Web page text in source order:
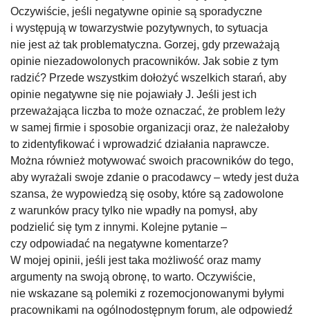
Oczywiście, jeśli negatywne opinie są sporadyczne
i występują w towarzystwie pozytywnych, to sytuacja
nie jest aż tak problematyczna. Gorzej, gdy przeważają
opinie niezadowolonych pracowników. Jak sobie z tym
radzić? Przede wszystkim dołożyć wszelkich starań, aby
opinie negatywne się nie pojawiały J. Jeśli jest ich
przeważająca liczba to może oznaczać, że problem leży
w samej firmie i sposobie organizacji oraz, że należałoby
to zidentyfikować i wprowadzić działania naprawcze.
Można również motywować swoich pracowników do tego,
aby wyrażali swoje zdanie o pracodawcy – wtedy jest duża
szansa, że wypowiedzą się osoby, które są zadowolone
z warunków pracy tylko nie wpadły na pomysł, aby
podzielić się tym z innymi. Kolejne pytanie –
czy odpowiadać na negatywne komentarze?
W mojej opinii, jeśli jest taka możliwość oraz mamy
argumenty na swoją obronę, to warto. Oczywiście,
nie wskazane są polemiki z rozemocjonowanymi byłymi
pracownikami na ogólnodostępnym forum, ale odpowiedź